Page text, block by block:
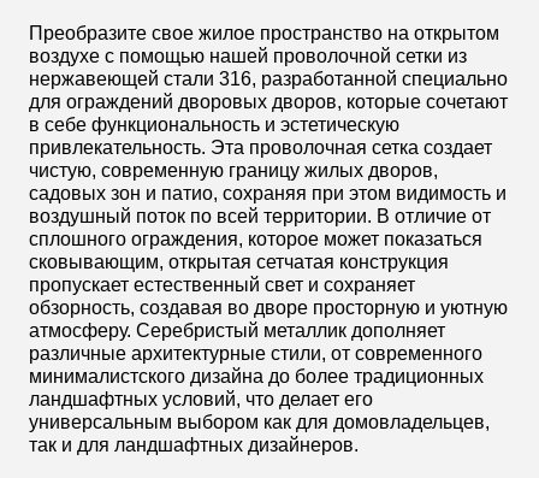
Преобразите свое жилое пространство на открытом
воздухе с помощью нашей проволочной сетки из
нержавеющей стали 316, разработанной специально
для ограждений дворовых дворов, которые сочетают
в себе функциональность и эстетическую
привлекательность. Эта проволочная сетка создает
чистую, современную границу жилых дворов,
садовых зон и патио, сохраняя при этом видимость и
воздушный поток по всей территории. В отличие от
сплошного ограждения, которое может показаться
сковывающим, открытая сетчатая конструкция
пропускает естественный свет и сохраняет
обзорность, создавая во дворе просторную и уютную
атмосферу. Серебристый металлик дополняет
различные архитектурные стили, от современного
минималистского дизайна до более традиционных
ландшафтных условий, что делает его
универсальным выбором как для домовладельцев,
так и для ландшафтных дизайнеров.